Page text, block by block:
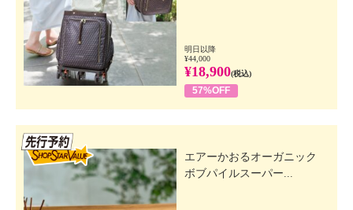
明日以降
¥44,000
¥18,900(税込)
57%OFF
エアーかおるオーガニック
ボブパイルスーパー...